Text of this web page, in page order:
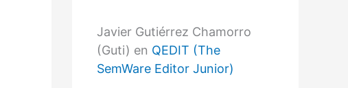
Javier Gutiérrez Chamorro
(Guti) en QEDIT (The
SemWare Editor Junior)